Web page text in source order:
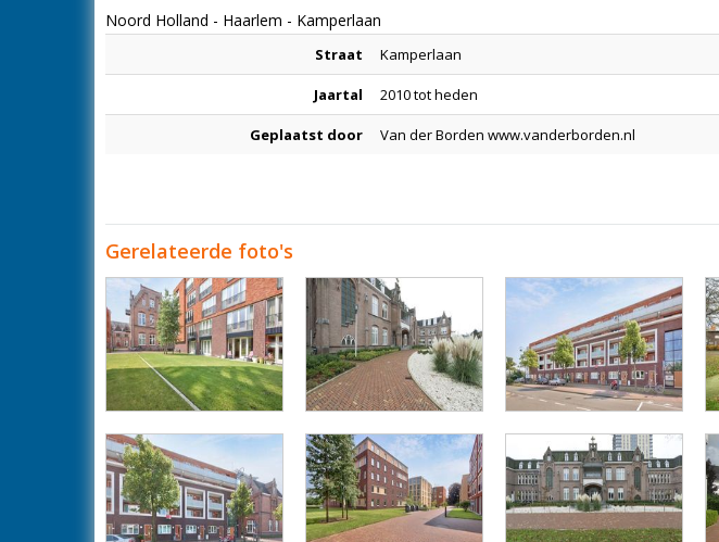
Noord Holland - Haarlem - Kamperlaan
Straat Kamperlaan
Jaartal 2010 tot heden
Geplaatst door Van der Borden www.vanderborden.nl
Gerelateerde foto's